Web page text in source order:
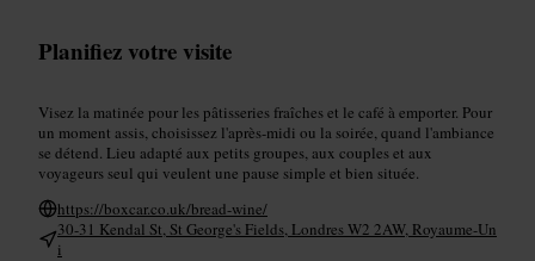
Planifiez votre visite
Visez la matinée pour les pâtisseries fraîches et le café à emporter. Pour
un moment assis, choisissez l'après-midi ou la soirée, quand l'ambiance
se détend. Lieu adapté aux petits groupes, aux couples et aux
voyageurs seul qui veulent une pause simple et bien située.
https://boxcar.co.uk/bread-wine/
30-31 Kendal St, St George's Fields, Londres W2 2AW, Royaume-Un
i